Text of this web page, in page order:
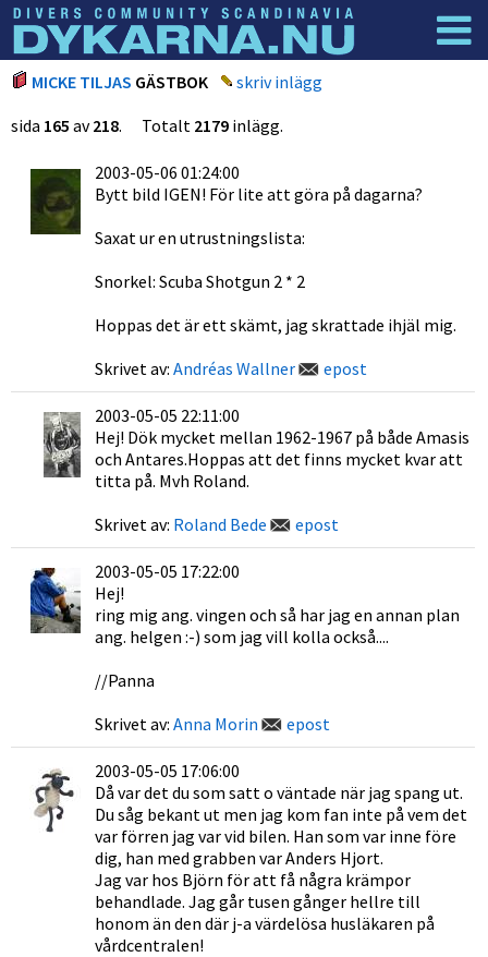
Dyknyheter
MICKE TILJAS GÄSTBOK
skriv inlägg
sida 165 av218. Totalt 2179 inlägg.
2003-05-06 01:24:00
Bytt bild IGEN! För lite att göra på dagarna?
Saxat ur en utrustningslista:
Snorkel: Scuba Shotgun 2 * 2
Hoppas det är ett skämt, jag skrattade ihjäl mig.
Skrivet av: Andréas Wallner epost
2003-05-05 22:11:00
Hej! Dök mycket mellan 1962-1967 på både Amasis
och Antares.Hoppas att det finns mycket kvar att
titta på. Mvh Roland.
Skrivet av: Roland Bede epost
2003-05-05 17:22:00
Hej!
ring mig ang. vingen och så har jag en annan plan
ang. helgen :-) som jag vill kolla också....
//Panna
Skrivet av: Anna Morin epost
2003-05-05 17:06:00
Då var det du som satt o väntade när jag spang ut.
Du såg bekant ut men jag kom fan inte på vem det
var förren jag var vid bilen. Han som var inne före
dig, han med grabben var Anders Hjort.
Jag var hos Björn för att få några krämpor
behandlade. Jag går tusen gånger hellre till
honom än den där j-a värdelösa husläkaren på
vårdcentralen!